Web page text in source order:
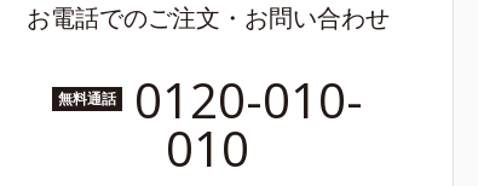
お電話でのご注文・お問い合わせ
無料通話 0120-010-
010